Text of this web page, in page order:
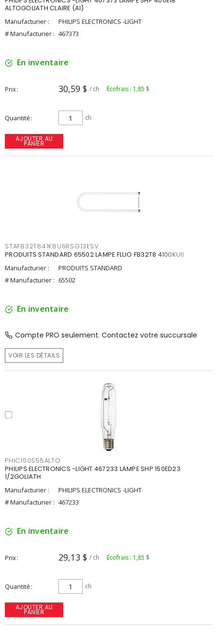
ALTOGOLIATH CLAIRE (AI)
Manufacturier :
PHILIPS ELECTRONICS -LIGHT
# Manufacturier : 467373
En inventaire
Prix 30,59 $ / ch Écofrais : 1,85 $
Quantité ch
AJOUTER AU
PANIER
STAFB32T841K8U6RSG13ESV
PRODUITS STANDARD 65502 LAMPE FLUO FB32T8 4100KU6
Manufacturier :
PRODUITS STANDARD
# Manufacturier : 65502
En inventaire
Compte PRO seulement. Contactez votre succursale
VOIR LES DÉTAILS
PHIC150S55ALTO
PHILIPS ELECTRONICS -LIGHT 467233 LAMPE SHP 150ED23
1/2GOLIATH
Manufacturier :
PHILIPS ELECTRONICS -LIGHT
# Manufacturier : 467233
En inventaire
Prix 29,13 $ / ch Écofrais : 1,85 $
Quantité ch
AJOUTER AU
PANIER